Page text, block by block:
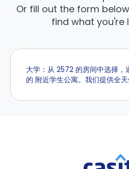
Or fill out the form
find what you're
大学：从 2572 的房间中选择
的 附近学生公寓。我们提供全天